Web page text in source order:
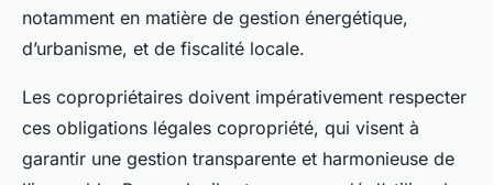
notamment en matière de gestion énergétique,
d’urbanisme, et de fiscalité locale.
Les copropriétaires doivent impérativement respecter
ces obligations légales copropriété, qui visent à
garantir une gestion transparente et harmonieuse de